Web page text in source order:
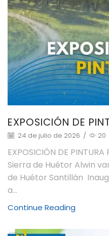
EXPOSICIÓN DE
24 de julio de 2026 / 20
EXPOSICIÓN DE
Sierra de Huétor Alwin
de Huétor Santillán
a...
Continue Reading